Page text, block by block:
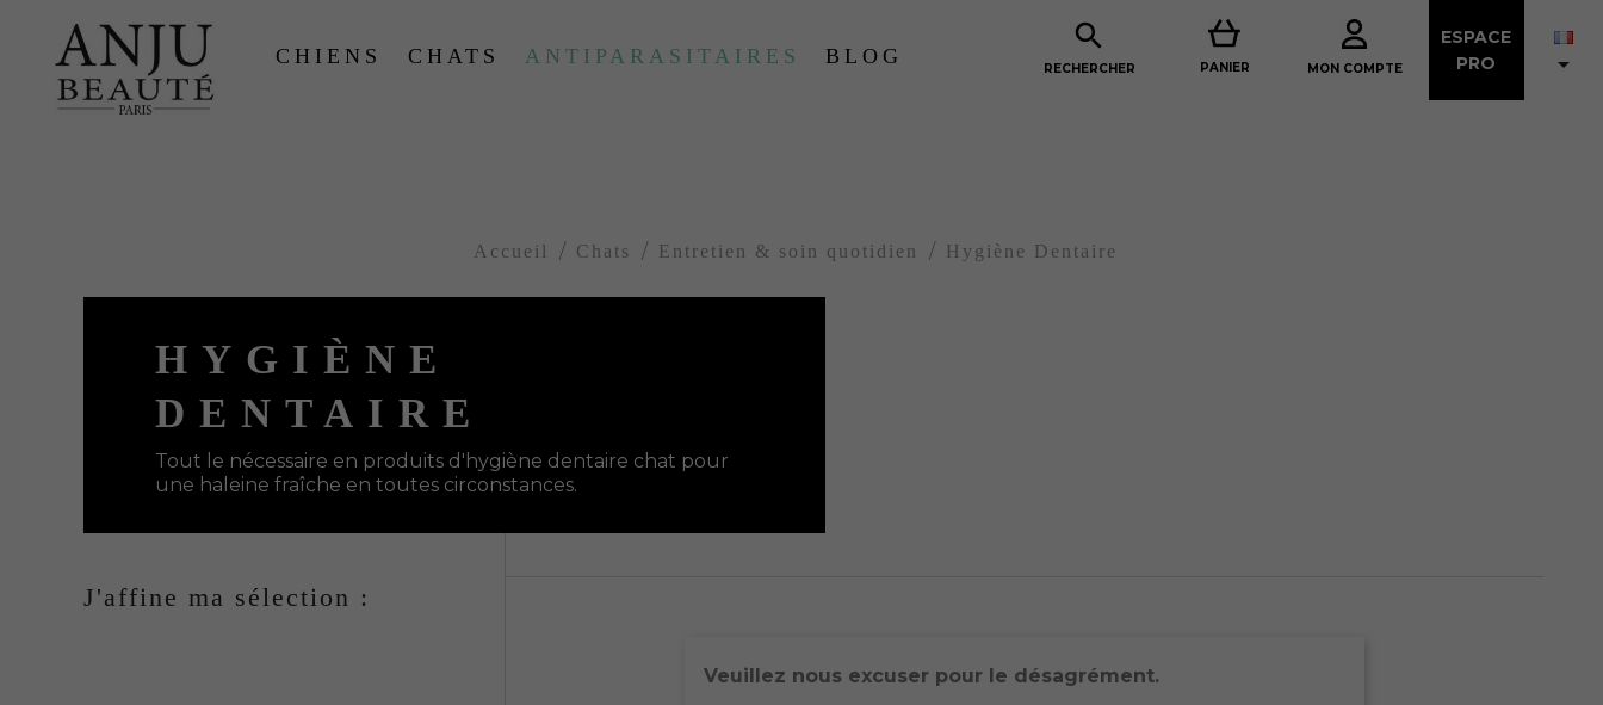
CHIENS CHATS ANTIPARASITAIRES BLOG

RECHERCHER PANIER MON COMPTE
ESPACE
PRO

Accueil Chats Entretien & soin quotidien Hygiène Dentaire
HYGIÈNE
DENTAIRE
Tout le nécessaire en produits d'hygiène dentaire chat pour
une haleine fraîche en toutes circonstances.
J'affine ma sélection :
Veuillez nous excuser pour le désagrément.